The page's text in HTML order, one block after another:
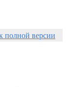
полной версии